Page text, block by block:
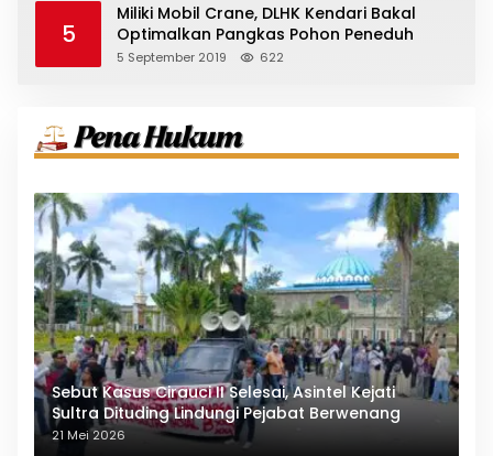
5
Miliki Mobil Crane, DLHK Kendari Bakal
Optimalkan Pangkas Pohon Peneduh
5 September 2019 622
Sebut Kasus Cirauci II Selesai, Asintel Kejati
Sultra Dituding Lindungi Pejabat Berwenang
21 Mei 2026